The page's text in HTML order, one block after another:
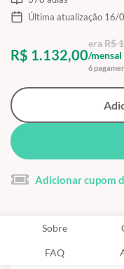
Última atualização 16/
R$ 1.132,00
eraR$
/mensal
6
Adicionar cupom
Sobre
FAQ